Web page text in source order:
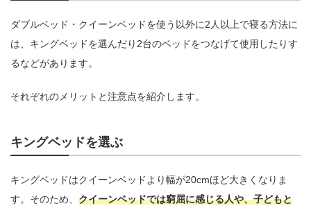
ダブルベッド・クイーンベッドを使う以外に2人以上で寝る方法に
は、キングベッドを選んだり2台のベッドをつなげて使用したりす
るなどがあります。
それぞれのメリットと注意点を紹介します。
キングベッドを選ぶ
キングベッドはクイーンベッドより幅が20cmほど大きくなりま
す。そのため、 クイーンベッドでは窮屈に感じる人や、子どもと